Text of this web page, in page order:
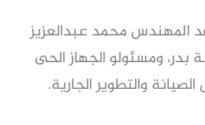
المهندس محمد عبدالعزيز
بدر، ومسئولو الجهاز الحى
والتطوير الجارية.